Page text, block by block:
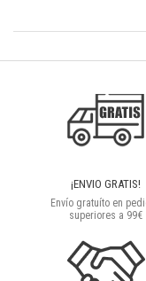
¡ENVIO GRATIS!
Envío gratuíto en
superiores a 99€